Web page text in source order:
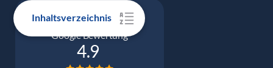
Inhaltsverzeichnis
Google Bewertung
4.9